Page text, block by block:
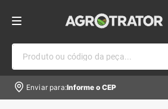
Produto ou código da peça...
Enviar para:Informe o CEP